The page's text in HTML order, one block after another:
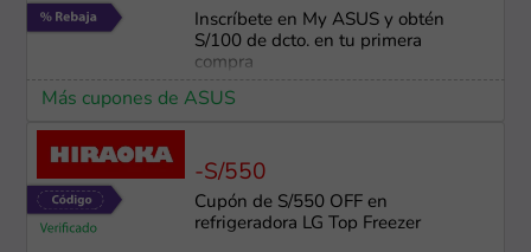
Inscríbete en My ASUS y obtén
S/100 de dcto. en tu primera
compra
Más cupones de ASUS
-S/550
Cupón de S/550 OFF en
refrigeradora LG Top Freezer